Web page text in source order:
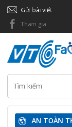
Gửi bài viết
Tham gia
AN TOÀN